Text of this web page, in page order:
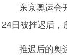
东京奥运会开
24日被推迟后，
推迟后的奥运